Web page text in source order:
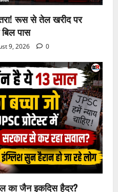
रूस से तेल खरीद पर
पास
9, 2026 0
का जैन इकदिस हैदर?